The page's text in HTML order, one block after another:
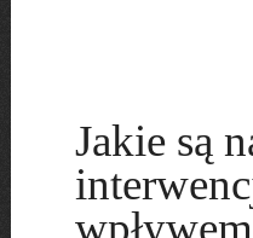
Jakie są